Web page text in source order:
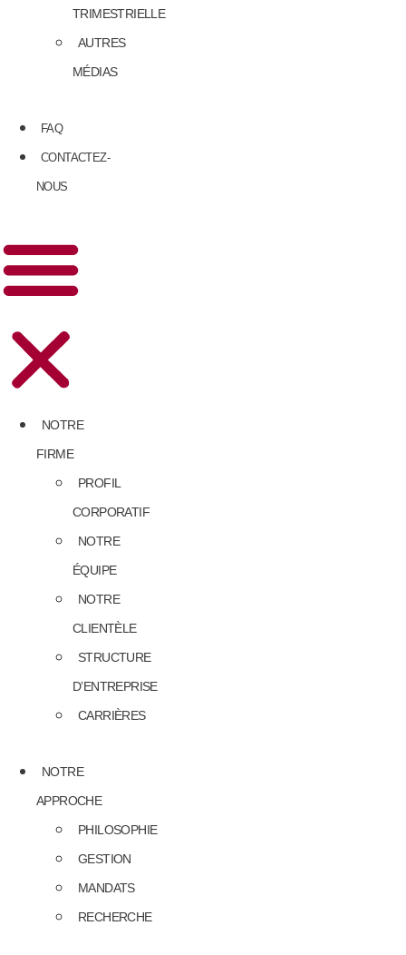
TRIMESTRIELLE
AUTRES
MÉDIAS
FAQ
CONTACTEZ-
NOUS
NOTRE
FIRME
PROFIL
CORPORATIF
NOTRE
ÉQUIPE
NOTRE
CLIENTÈLE
STRUCTURE
D’ENTREPRISE
CARRIÈRES
NOTRE
APPROCHE
PHILOSOPHIE
GESTION
MANDATS
RECHERCHE